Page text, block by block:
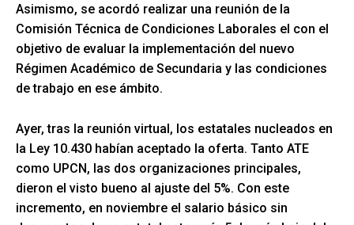
Asimismo, se acordó realizar una reunión de la
Comisión Técnica de Condiciones Laborales el con el
objetivo de evaluar la implementación del nuevo
Régimen Académico de Secundaria y las condiciones
de trabajo en ese ámbito.
Ayer, tras la reunión virtual, los estatales nucleados en
la Ley 10.430 habían aceptado la oferta. Tanto ATE
como UPCN, las dos organizaciones principales,
dieron el visto bueno al ajuste del 5%. Con este
incremento, en noviembre el salario básico sin